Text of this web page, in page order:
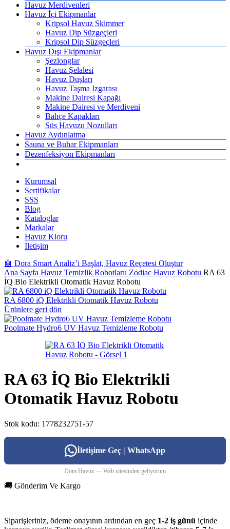
Havuz Merdivenleri
Havuz İçi Ekipmanlar
Kripsol Havuz Skimmer
Havuz Dip Süzgeçleri
Kripsol Dip Süzgeçleri
Havuz Dışı Ekipmanlar
Şezlonglar
Havuz Şelalesi
Havuz Duşları
Havuz Taşma Izgarası
Makine Dairesi Kapağı
Makine Dairesi ve Merdiveni
Bahçe Kapakları
Süs Havuzu Nozulları
Havuz Aydınlatma
Sauna ve Buhar Ekipmanları
Dezenfeksiyon Ekipmanları
Kurumsal
Sertifikalar
SSS
Blog
Kataloglar
Markalar
Havuz Kloru
İletişim
🤖 Dora Smart Analiz’i Başlat, Havuz Reçetesi Oluştur
Ana Sayfa Havuz Temizlik Robotlarıı Zodiac Havuz Robotu RA 63
İQ Bio Elektrikli Otomatik Havuz Robotu
RA 6800 iQ Elektrikli Otomatik Havuz Robotu
Ürünlere geri dön
Poolmate Hydro6 UV Havuz Temizleme Robotu
RA 63 İQ Bio Elektrikli
Otomatik Havuz Robotu
Stok kodu: 1778232751-57
İletişime Geç | WhatsApp
Dora Havuz — Web sitesinden geliyorum
🚚 Gönderim Ve Kargo
Siparişleriniz, ödeme onayının ardından en geç 1-2 iş günü içinde